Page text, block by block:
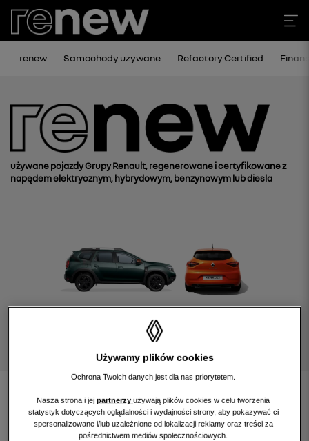
renew Samochody używane Refactory Certified
używane pojazdy Grupy Renault, regenerowane i certyfikowane z
napędem elektrycznym, hybrydowym, benzynowym lub diesla
znajdź samochód
rozwiń wyszukiwarkę
Używamy plików cookies
Ochrona Twoich danych jest dla nas priorytetem.
Nasza strona i jej partnerzy używają plików cookies w celu tworzenia
statystyk dotyczących oglądalności i wydajności strony, aby pokazywać ci
spersonalizowane i/lub uzależnione od lokalizacji reklamy oraz treści za
pośrednictwem mediów społecznościowych.